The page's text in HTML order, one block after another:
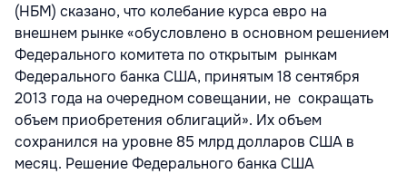
(НБМ) сказано, что колебание курса евро на
внешнем рынке «обусловлено в основном решением
Федерального комитета по открытым рынкам
Федерального банка США, принятым 18 сентября
2013 года на очередном совещании, не сокращать
объем приобретения облигаций». Их объем
сохранился на уровне 85 млрд долларов США в
месяц. Решение Федерального банка США